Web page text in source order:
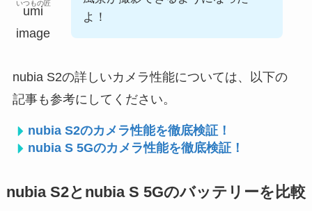
いつもの匠
よ！
nubia S2の詳しいカメラ性能については、以下の
記事も参考にしてください。
nubia S2のカメラ性能を徹底検証！
nubia S 5Gのカメラ性能を徹底検証！
nubia S2とnubia S 5Gのバッテリーを比較